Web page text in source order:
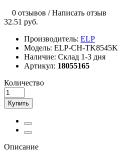
0 отзывов /Написать отзыв
32.51 руб.
Производитель: ELP
Модель: ELP-CH-TK8545K
Наличие: Склад 1-3 дня
Артикул: 18055165
Количество
Купить
Описание